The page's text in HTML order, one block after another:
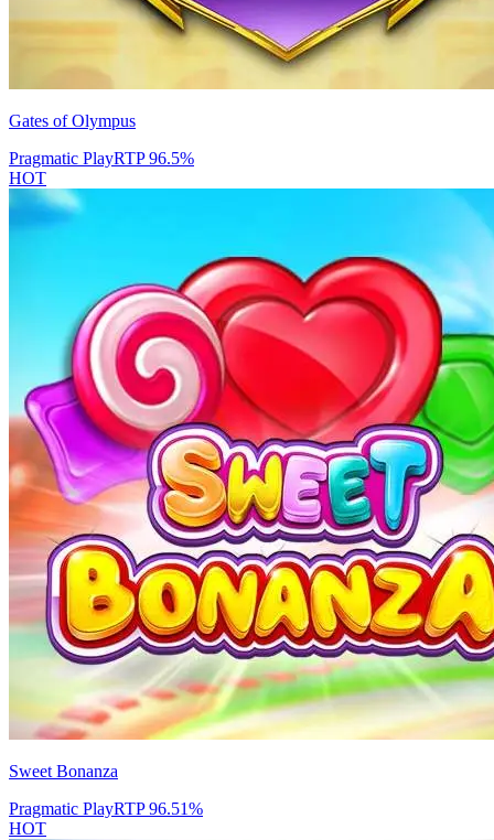
Gates of Olympus
Pragmatic PlayRTP96.5%
HOT
Sweet Bonanza
Pragmatic PlayRTP96.51%
HOT